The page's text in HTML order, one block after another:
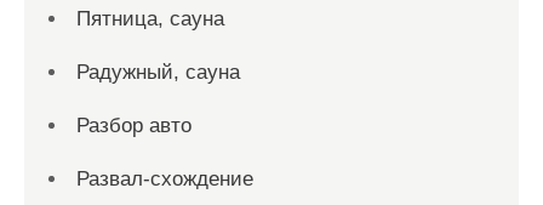
Пятница, сауна
Радужный, сауна
Разбор авто
Развал-схождение